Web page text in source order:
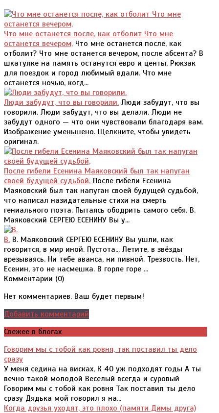
Что мне останется после, как отболит Что мне
останется вечером, Что мне останется после, как
отболит? Что мне останется вечером, после абсента? В
шкатулке на память останутся евро и центы, Рюкзак
для поездок и город любимый вдали. Что мне
останется ночью, когд...
Люди забудут, что вы говорили. Люди забудут, что вы
говорили. Люди забудут, что вы делали. Люди не
забудут одного — что они чувствовали благодаря вам.
Изображение уменьшено. Щелкните, чтобы увидеть
оригинал.
После гибели Есенина Маяковский был так напуган
своей будущей судьбой, После гибели Есенина
Маяковский был так напуган своей будущей судьбой,
что написал назидательные стихи на смерть
гениального поэта. Пытаясь ободрить самого себя. В.
Маяковский СЕРГЕЮ ЕСЕНИНУ Вы у...
В. В. Маяковский СЕРГЕЮ ЕСЕНИНУ Вы ушли, как
говорится, в мир иной. Пустота... Летите, в звёзды
врезываясь. Ни тебе аванса, ни пивной. Трезвость. Нет,
Есенин, это не насмешка. В горле горе ...
Комментарии (0)
Нет комментариев. Ваш будет первым!
Добавить комментарий
Свежее в блогах
Говорим мы с тобой как ровня, так поставил ты дело
сразу
У меня седина на висках, К 40 уж подходят годы А ты
вечно такой молодой Веселый всегда и суровый
Говорим мы с тобой как ровня Так поставил ты дело
сразу Дядька мой говорил я на...
Когда друзья уходят, это плохо (памяти Димы друга)